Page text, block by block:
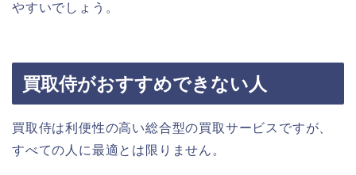
やすいでしょう。
買取侍がおすすめできない人
買取侍は利便性の高い総合型の買取サービスですが、
すべての人に最適とは限りません。